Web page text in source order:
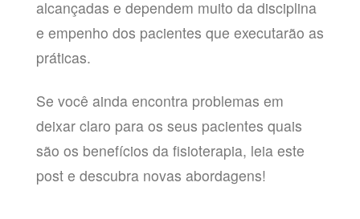
alcançadas e dependem muito da disciplina
e empenho dos pacientes que executarão as
práticas.
Se você ainda encontra problemas em
deixar claro para os seus pacientes quais
são os benefícios da fisioterapia, leia este
post e descubra novas abordagens!